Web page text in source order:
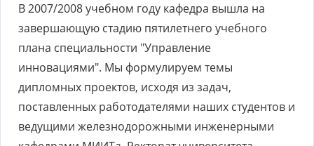
В 2007/2008 учебном году кафедра вышла на
завершающую стадию пятилетнего учебного
плана специальности "Управление
инновациями". Мы формулируем темы
дипломных проектов, исходя из задач,
поставленных работодателями наших студентов и
ведущими железнодорожными инженерными